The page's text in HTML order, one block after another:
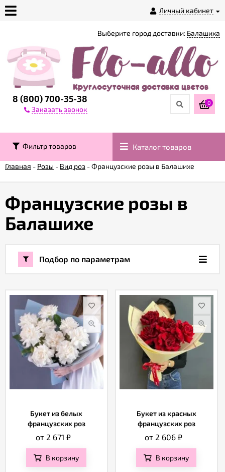
Личный кабинет
магазине
Доставка
Контакты
Гарантии
Акции
Вопрос-
ответ
Политика
конфиденциальности
8 (800) 700-35-38
Заказать звонок
Выберите город доставки: Балашиха
0
Фильтр товаров Каталог товаров
Главная - Розы - Вид роз -Французские розы в Балашихе
Французские розы в
Балашихе
Подбор по параметрам
Букет из белых
французских роз
от 2 671₽
В корзину
Букет из красных
французских роз
от 2 606 ₽
В корзину